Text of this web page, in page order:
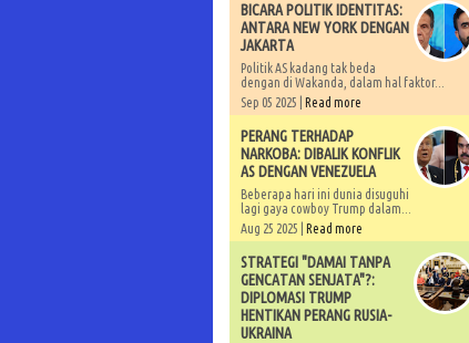
BICARA POLITIK IDENTITAS:
ANTARA NEW YORK DENGAN
JAKARTA
Politik AS kadang tak beda
dengan di Wakanda, dalam hal faktor...
Sep 05 2025 | Read more
PERANG TERHADAP
NARKOBA: DIBALIK KONFLIK
AS DENGAN VENEZUELA
Beberapa hari ini dunia disuguhi
lagi gaya cowboy Trump dalam...
Aug 25 2025 | Read more
STRATEGI "DAMAI TANPA
GENCATAN SENJATA"?:
DIPLOMASI TRUMP
HENTIKAN PERANG RUSIA-
UKRAINA